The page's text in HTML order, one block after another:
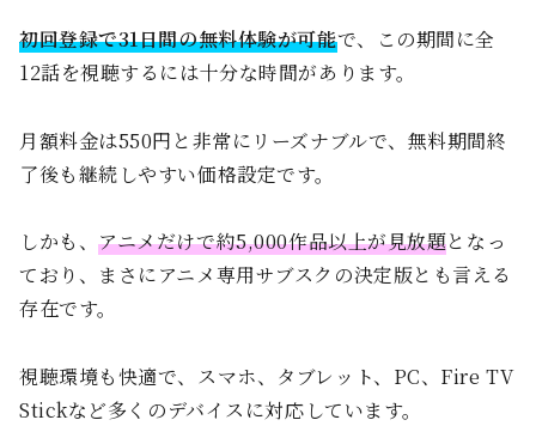
初回登録で31日間の無料体験が可能で、この期間に全
12話を視聴するには十分な時間があります。
月額料金は550円と非常にリーズナブルで、無料期間終
了後も継続しやすい価格設定です。
しかも、アニメだけで約5,000作品以上が見放題となっ
ており、まさにアニメ専用サブスクの決定版とも言える
存在です。
視聴環境も快適で、スマホ、タブレット、PC、Fire TV
Stickなど多くのデバイスに対応しています。